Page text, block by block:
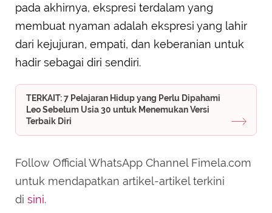
pada akhirnya, ekspresi terdalam yang
membuat nyaman adalah ekspresi yang lahir
dari kejujuran, empati, dan keberanian untuk
hadir sebagai diri sendiri.
TERKAIT: 7 Pelajaran Hidup yang Perlu Dipahami
Leo Sebelum Usia 30 untuk Menemukan Versi
Terbaik Diri
Follow Official WhatsApp Channel Fimela.com
untuk mendapatkan artikel-artikel terkini
di sini.